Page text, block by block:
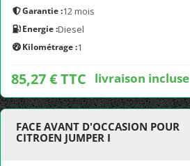
Garantie :12 mois
Energie :Diesel
Kilométrage :1
85,27 € TTC livraison incluse
FACE AVANT D'OCCASION POUR
CITROEN JUMPER I